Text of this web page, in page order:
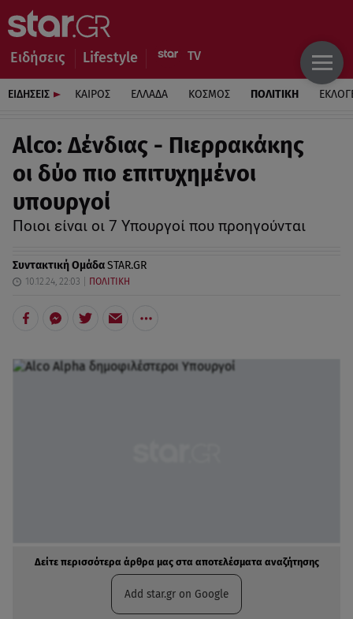
Ειδήσεις Lifestyle
ΕΙΔΗΣΕΙΣ ΚΑΙΡΟΣ ΕΛΛΑΔΑ ΚΟΣΜΟΣ ΠΟΛΙΤΙΚΗ
Alco: Δένδιας - Πιερρακάκης
οι δύο πιο επιτυχημένοι
υπουργοί
Ποιοι είναι οι 7 Υπουργοί που προηγούνται
Συντακτική ΟμάδαSTAR.GR
10.12.24, 22:03 ΠΟΛΙΤΙΚΗ
Δείτε περισσότερα άρθρα μας στα αποτελέσματα αναζήτησης
Add star.gr on Google